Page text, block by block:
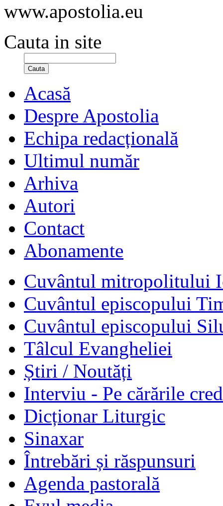
www.apostolia.eu
Cauta in site
Cauta
Acasă
Despre Apostolia
Echipa redacțională
Ultimul număr
Arhiva
Autori
Contact
Abonamente
Cuvântul mitropolitului
Cuvântul episcopului
Cuvântul episcopului
Tâlcul Evangheliei
Știri / Noutăți
Interviu - Pe cărările
Dicționar Liturgic
Sinaxar
Întrebări și răspunsuri
Agenda pastorală